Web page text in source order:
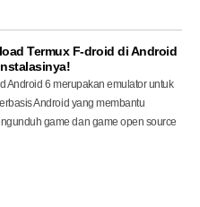
Termux F-droid di Android
Android 6 merupakan emulator untuk
Android yang membantu
game dan game open source